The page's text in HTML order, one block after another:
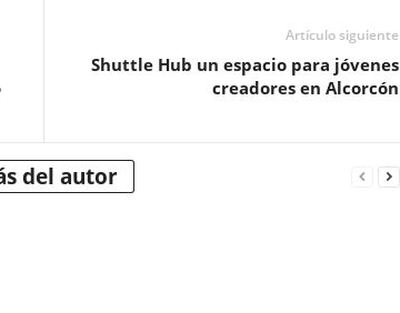
Artículo siguiente
Shuttle Hub un espacio para jóvenes
creadores en Alcorcón
del autor